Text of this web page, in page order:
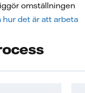
omställningen
hur det är att arbeta